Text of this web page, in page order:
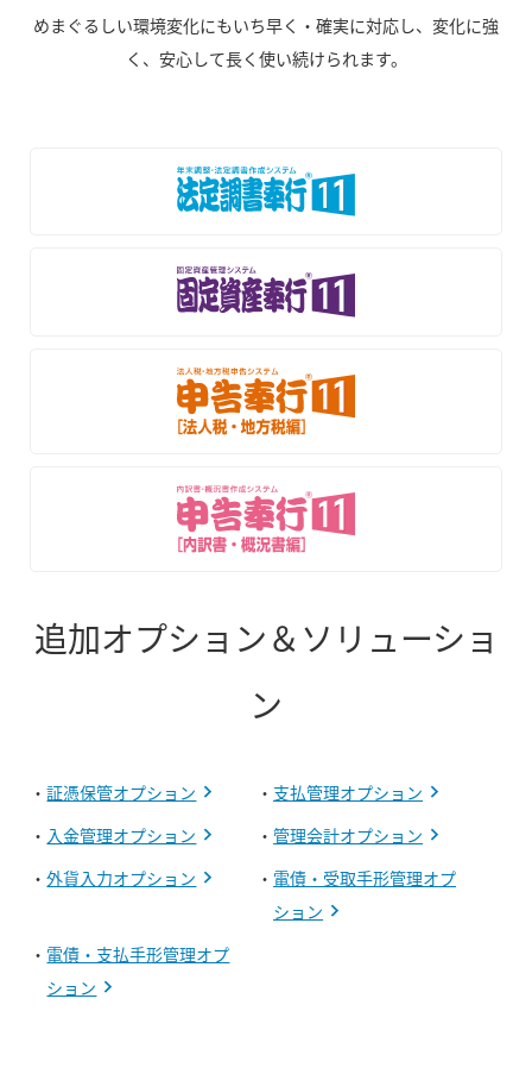
めまぐるしい環境変化にもいち早く・確実に対応し、変化に強
く、安心して長く使い続けられます。
追加オプション＆ソリューショ
ン
・証憑保管オプション ・ 支払管理オプション
・ 入金管理オプション ・管理会計オプション
・外貨入力オプション ・ 電債・受取手形管理オプ
ション
・ 電債・支払手形管理オプ
ション